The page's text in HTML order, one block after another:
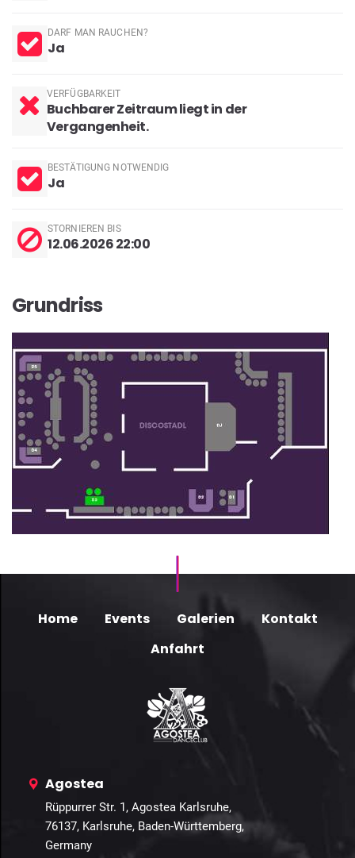
DARF MAN RAUCHEN?
Ja
VERFÜGBARKEIT
Buchbarer Zeitraum liegt in der
Vergangenheit.
BESTÄTIGUNG NOTWENDIG
Ja
STORNIEREN BIS
12.06.2026 22:00
Grundriss
Home Events Galerien
Kontakt
Anfahrt
Agostea
Rüppurrer Str. 1, Agostea Karlsruhe,
76137, Karlsruhe, Baden-Württemberg,
Germany